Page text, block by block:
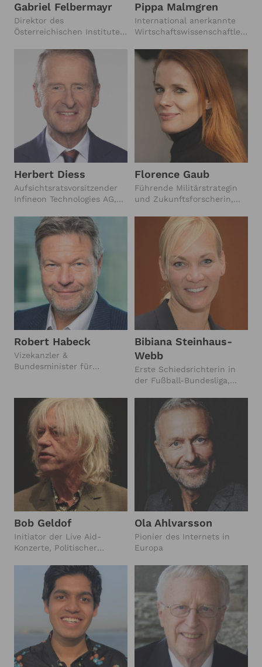
Gabriel Felbermayr
Direktor des
Österreichischen Institutes
(WIFO), Präsident des
Instituts für Weltwirtschaft
(2019-2021)
Pippa Malmgren
International anerkannte
Wirtschaftswissenschaftlerin,
US-Präsidenten, Ehemalige
Beraterin des britischen
Kabinetts, Tech-
Unternehmerin
Herbert Diess
Aufsichtsratsvorsitzender
Infineon Technologies AG,
Volkswagen AG (2018-2022)
Florence Gaub
Führende Militärstrategin
und Zukunftsforscherin,
Forschungsbereichs am
NATO Defense College in
Robert Habeck
Vizekanzler &
Bundesminister für
Bundesvorsitzender
Bündnis 90/Die Grünen
(2018-2022)
Bibiana Steinhaus-
Webb
Erste Schiedsrichterin in
der Fußball-Bundesliga,
Frauenabteilung der Fifa-
Schiedsrichter-Subdivision
Bob Geldof
Initiator der Live Aid-
Konzerte, Politischer
Ola Ahlvarsson
Pionier des Internets in
Europa